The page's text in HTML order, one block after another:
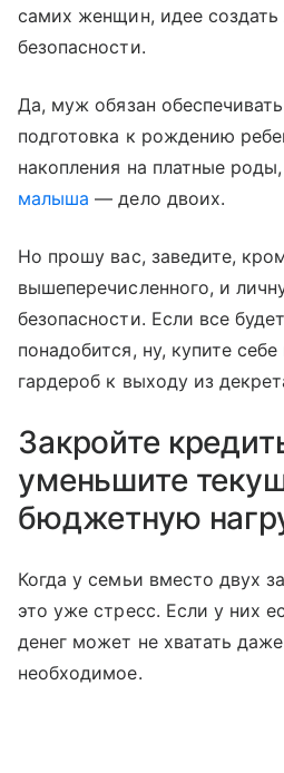
самих женщин, идее
безопасности.
Да, муж обязан
подготовка к рождению
накопления на платные
малыша — дело двоих.
Но прошу вас, заведите,
вышеперечисленного, и
безопасности. Если все
понадобится, ну, купите
гардероб к выходу из
Закройте
уменьшите
бюджетную
Когда у семьи вместо двух
это уже стресс. Если у них
денег может не хватать
необходимое.